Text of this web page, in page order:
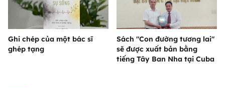
Ghi chép của một bác sĩ
ghép tạng
Sách "Con đường tương lai"
sẽ được xuất bản bằng
tiếng Tây Ban Nha tại Cuba